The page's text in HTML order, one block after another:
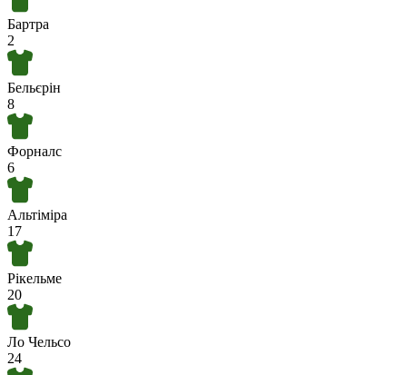
Бартра
2
Бельєрін
8
Форналс
6
Альтіміра
17
Рікельме
20
Ло Чельсо
24